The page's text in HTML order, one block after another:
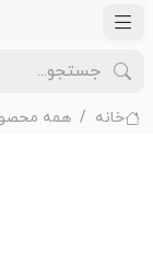
خانه همه